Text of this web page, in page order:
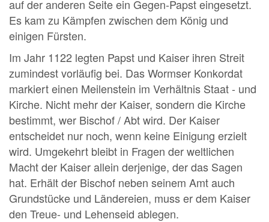
auf der anderen Seite ein Gegen-Papst eingesetzt.
Es kam zu Kämpfen zwischen dem König und
einigen Fürsten.
Im Jahr 1122 legten Papst und Kaiser ihren Streit
zumindest vorläufig bei. Das Wormser Konkordat
markiert einen Meilenstein im Verhältnis Staat - und
Kirche. Nicht mehr der Kaiser, sondern die Kirche
bestimmt, wer Bischof / Abt wird. Der Kaiser
entscheidet nur noch, wenn keine Einigung erzielt
wird. Umgekehrt bleibt in Fragen der weltlichen
Macht der Kaiser allein derjenige, der das Sagen
hat. Erhält der Bischof neben seinem Amt auch
Grundstücke und Ländereien, muss er dem Kaiser
den Treue- und Lehenseid ablegen.